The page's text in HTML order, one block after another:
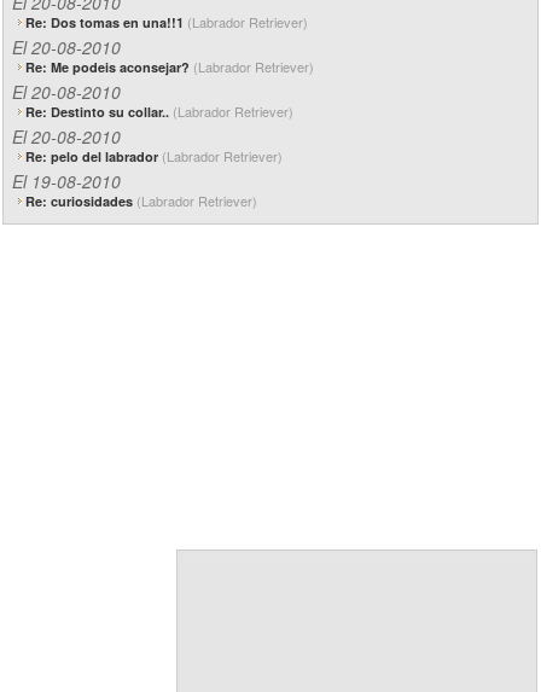
Re: Dos tomas en una!!1 (Labrador Retriever)
El 20-08-2010
Re: Me podeis aconsejar? (Labrador Retriever)
El 20-08-2010
Re: Destinto su collar.. (Labrador Retriever)
El 20-08-2010
Re: pelo del labrador (Labrador Retriever)
El 19-08-2010
Re: curiosidades (Labrador Retriever)